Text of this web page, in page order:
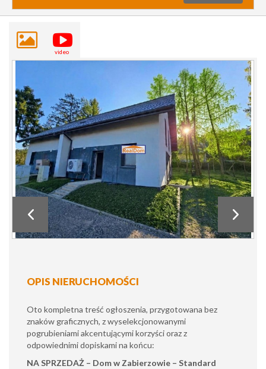
OPIS NIERUCHOMOŚCI
Oto kompletna treść ogłoszenia, przygotowana bez
znaków graficznych, z wyselekcjonowanymi
pogrubieniami akcentującymi korzyści oraz z
odpowiednimi dopiskami na końcu:
NA SPRZEDAŻ – Dom w Zabierzowie – Standard